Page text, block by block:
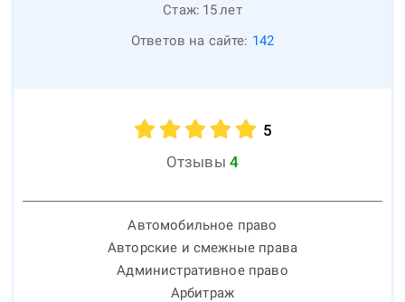
Стаж: 15лет
Ответов на сайте: 142
5
Отзывы 4
Автомобильное право
Авторские и смежные права
Административное право
Арбитраж